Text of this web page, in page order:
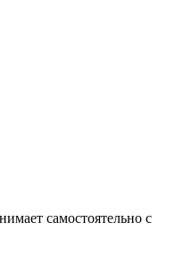
самостоятельно с